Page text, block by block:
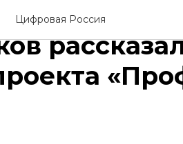
Цифровая Россия